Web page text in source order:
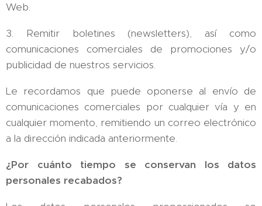
Web.
3. Remitir boletines (newsletters), así como
comunicaciones comerciales de promociones y/o
publicidad de nuestros servicios.
Le recordamos que puede oponerse al envío de
comunicaciones comerciales por cualquier vía y en
cualquier momento, remitiendo un correo electrónico
a la dirección indicada anteriormente.
¿Por cuánto tiempo se conservan los datos
personales recabados?